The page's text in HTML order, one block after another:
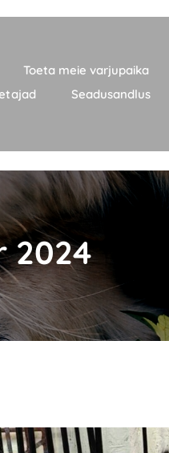
Toeta meie varjupaika
Seadusandlus
2024